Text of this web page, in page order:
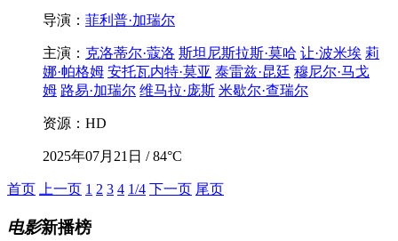
导演： 菲利普·加瑞尔
主演： 克洛蒂尔·蔻洛 斯坦尼斯拉斯·莫哈 让·波米埃 莉
娜·帕格姆 安托瓦内特·莫亚 泰雷兹·昆廷 穆尼尔·马戈
姆 路易·加瑞尔 维马拉·庞斯 米歇尔·查瑞尔
资源：HD
2025年07月21日 / 84°C
首页 上一页 1 2 3 4 1/4 下一页 尾页
电影新播榜